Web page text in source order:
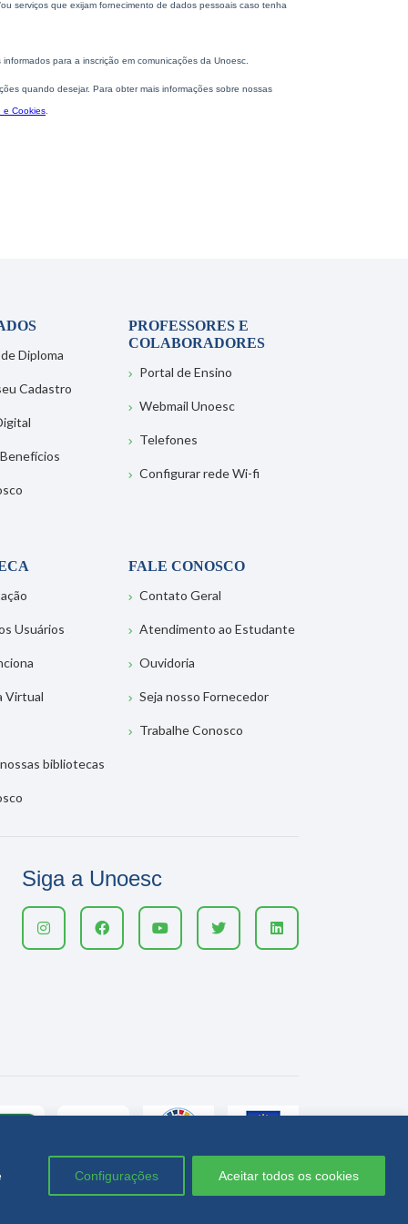
Configurações Aceitar todos os cookies
Diploma
Cadastro
PROFESSORES E
COLABORADORES
Portal de Ensino
Webmail Unoesc
Telefones
Configurar rede Wi-fi
Usuários
Virtual
bibliotecas
FALE CONOSCO
Contato Geral
Atendimento ao Estudante
Ouvidoria
Seja nosso Fornecedor
Trabalhe Conosco
Siga a Unoesc
Política de privacidade